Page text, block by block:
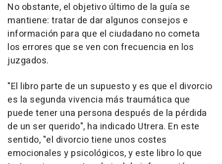
No obstante, el objetivo último de la guía se
mantiene: tratar de dar algunos consejos e
información para que el ciudadano no cometa
los errores que se ven con frecuencia en los
juzgados.
"El libro parte de un supuesto y es que el divorcio
es la segunda vivencia más traumática que
puede tener una persona después de la pérdida
de un ser querido", ha indicado Utrera. En este
sentido, "el divorcio tiene unos costes
emocionales y psicológicos, y este libro lo que